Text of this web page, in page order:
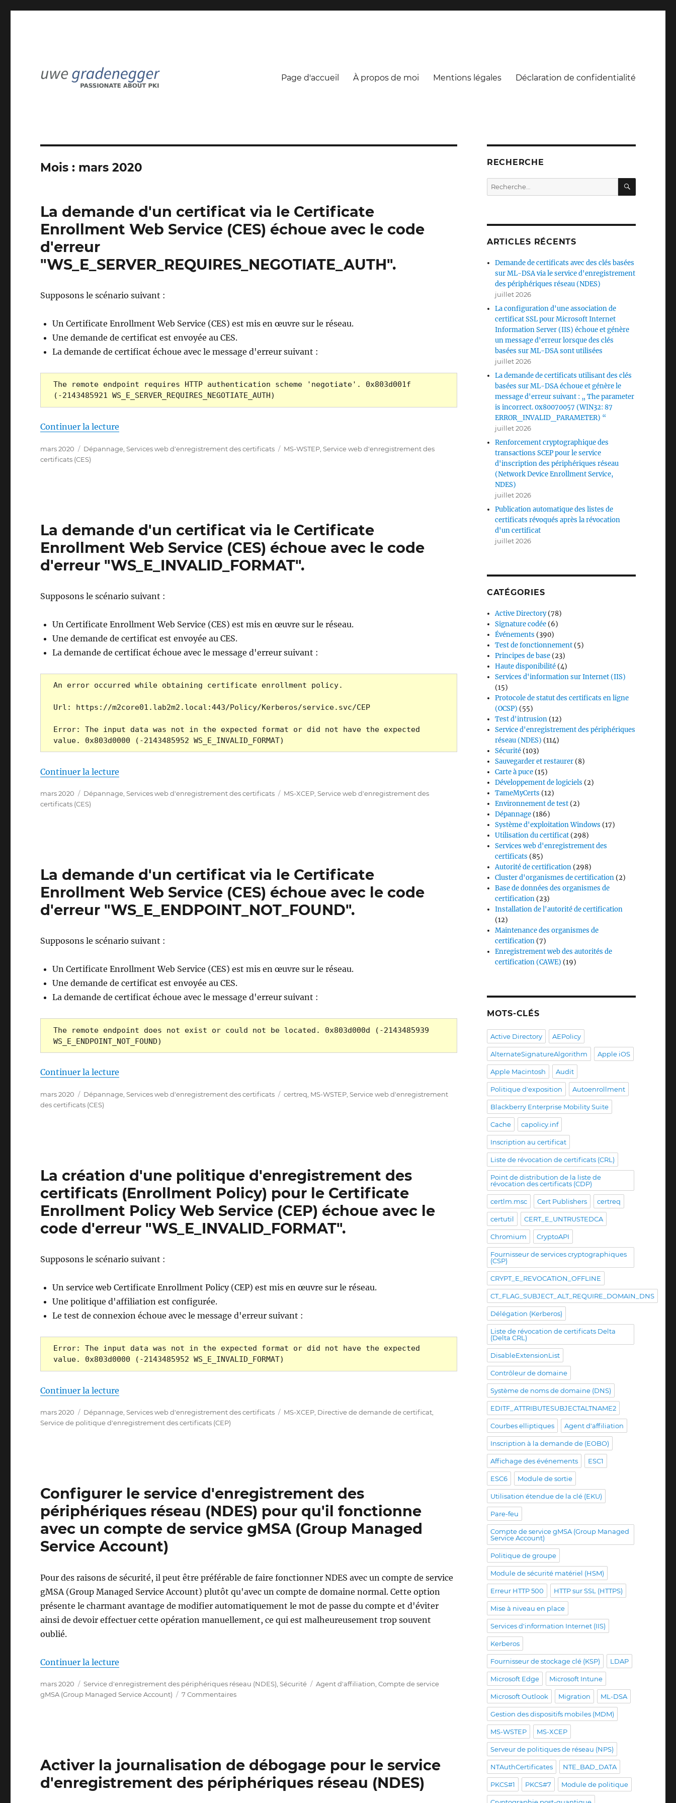
Page d'accueil À propos de moi Mentions légales Déclaration de confidentialité
Mois : mars 2020
La demande d'un certificat via le Certificate
Enrollment Web Service (CES) échoue avec le code
d'erreur
"WS_E_SERVER_REQUIRES_NEGOTIATE_AUTH".
Supposons le scénario suivant :
Un Certificate Enrollment Web Service (CES) est mis en œuvre sur le réseau.
Une demande de certificat est envoyée au CES.
La demande de certificat échoue avec le message d'erreur suivant :
The remote endpoint requires HTTP authentication scheme 'negotiate'. 0x803d001f
(-2143485921 WS_E_SERVER_REQUIRES_NEGOTIATE_AUTH)
Continuer la lecture de « Die Beantragung eines Zertifikats über den Certificate Enrollment Web Service (CES) schlägt fehl mit dem Fehlercode
Publié
le
mars 2020 Catégories
Dépannage ,Services web d'enregistrement des certificats Étiquettes
MS-WSTEP ,Service web d'enregistrement des
certificats (CES)
La demande d'un certificat via le Certificate
Enrollment Web Service (CES) échoue avec le code
d'erreur "WS_E_INVALID_FORMAT".
Supposons le scénario suivant :
Un Certificate Enrollment Web Service (CES) est mis en œuvre sur le réseau.
Une demande de certificat est envoyée au CES.
La demande de certificat échoue avec le message d'erreur suivant :
An error occurred while obtaining certificate enrollment policy.
Url: https://m2core01.lab2m2.local:443/Policy/Kerberos/service.svc/CEP
Error: The input data was not in the expected format or did not have the expected
value. 0x803d0000 (-2143485952 WS_E_INVALID_FORMAT)
Continuer la lecture de « Die Beantragung eines Zertifikats über den Certificate Enrollment Web Service (CES) schlägt fehl mit dem Fehlercode
Publié
le
mars 2020 Catégories
Dépannage,Services web d'enregistrement des certificats Étiquettes
MS-XCEP,Service web d'enregistrement des
certificats (CES)
La demande d'un certificat via le Certificate
Enrollment Web Service (CES) échoue avec le code
d'erreur "WS_E_ENDPOINT_NOT_FOUND".
Supposons le scénario suivant :
Un Certificate Enrollment Web Service (CES) est mis en œuvre sur le réseau.
Une demande de certificat est envoyée au CES.
La demande de certificat échoue avec le message d'erreur suivant :
The remote endpoint does not exist or could not be located. 0x803d000d (-2143485939
WS_E_ENDPOINT_NOT_FOUND)
Continuer la lecture de « Die Beantragung eines Zertifikats über den Certificate Enrollment Web Service (CES) schlägt fehl mit dem Fehlercode
Publié
le
mars 2020 Catégories
Dépannage ,Services web d'enregistrement des certificats Étiquettes
certreq MS-WSTEP ,Service web d'enregistrement
des certificats (CES)
La création d'une politique d'enregistrement des
certificats (Enrollment Policy) pour le Certificate
Enrollment Policy Web Service (CEP) échoue avec le
code d'erreur "WS_E_INVALID_FORMAT".
Supposons le scénario suivant :
Un service web Certificate Enrollment Policy (CEP) est mis en œuvre sur le réseau.
Une politique d'affiliation est configurée.
Le test de connexion échoue avec le message d'erreur suivant :
Error: The input data was not in the expected format or did not have the expected
value. 0x803d0000 (-2143485952 WS_E_INVALID_FORMAT)
Continuer la lecture de « Die Erstellung einer Zertifikatregistrierungsrichtlinie (Enrollment Policy) für den Certificate Enrollment Policy Web Service (CEP)
Publié
le
mars 2020 Catégories
Dépannage,Services web d'enregistrement des certificats Étiquettes
MS-XCEP, Directive de demande de certificat,
Service de politique d'enregistrement des certificats (CEP)
Configurer le service d'enregistrement des
périphériques réseau (NDES) pour qu'il fonctionne
avec un compte de service gMSA (Group Managed
Service Account)
Pour des raisons de sécurité, il peut être préférable de faire fonctionner NDES avec un compte de service
gMSA (Group Managed Service Account) plutôt qu'avec un compte de domaine normal. Cette option
présente le charmant avantage de modifier automatiquement le mot de passe du compte et d'éviter
ainsi de devoir effectuer cette opération manuellement, ce qui est malheureusement trop souvent
oublié.
Continuer la lecture de « Den Registrierungsdienst für Netzwerkgeräte (NDES) für den Betrieb mit einem Group Managed Service Account (gMSA)
Publié
le
mars 2020 Catégories
Service d'enregistrement des périphériques réseau (NDES) ,Sécurité Étiquettes
Agent d'affiliation ,Compte de service
gMSA (Group Managed Service Account)
7 Commentairessur
den
Betrieb
mit
Activer la journalisation de débogage pour le service
d'enregistrement des périphériques réseau (NDES)
RECHERCHE
Recherche
pour :
ARTICLES RÉCENTS
Demande de certificats avec des clés basées
sur ML-DSA via le service d'enregistrement
des périphériques réseau (NDES)
juillet 2026
La configuration d'une association de
certificat SSL pour Microsoft Internet
Information Server (IIS) échoue et génère
un message d'erreur lorsque des clés
basées sur ML-DSA sont utilisées
juillet 2026
La demande de certificats utilisant des clés
basées sur ML-DSA échoue et génère le
message d'erreur suivant : „ The parameter
is incorrect. 0x80070057 (WIN32: 87
ERROR_INVALID_PARAMETER) “
juillet 2026
Renforcement cryptographique des
transactions SCEP pour le service
d'inscription des périphériques réseau
(Network Device Enrollment Service,
NDES)
juillet 2026
Publication automatique des listes de
certificats révoqués après la révocation
d'un certificat
juillet 2026
CATÉGORIES
Active Directory(78)
Signature codée (6)
Événements (390)
Test de fonctionnement (5)
Principes de base (23)
Haute disponibilité (4)
Services d'information sur Internet (IIS)
(15)
Protocole de statut des certificats en ligne
(OCSP) (55)
Test d'intrusion (12)
Service d'enregistrement des périphériques
réseau (NDES) (114)
Sécurité (103)
Sauvegarder et restaurer (8)
Carte à puce (15)
Développement de logiciels (2)
TameMyCerts (12)
Environnement de test (2)
Dépannage (186)
Système d'exploitation Windows (17)
Utilisation du certificat (298)
Services web d'enregistrement des
certificats (85)
Autorité de certification (298)
Cluster d'organismes de certification (2)
Base de données des organismes de
certification (23)
Installation de l'autorité de certification
(12)
Maintenance des organismes de
certification (7)
Enregistrement web des autorités de
certification (CAWE) (19)
MOTS-CLÉS
Active Directory AEPolicy
AlternateSignatureAlgorithm Apple iOS
Apple Macintosh Audit
Politique d'exposition Autoenrollment
Blackberry Enterprise Mobility Suite
Cache capolicy.inf
Inscription au certificat
Liste de révocation de certificats (CRL)
Point de distribution de la liste de
révocation des certificats (CDP)
certlm.msc Cert Publishers certreq
certutil CERT_E_UNTRUSTEDCA
Chromium CryptoAPI
Fournisseur de services cryptographiques
(CSP)
CRYPT_E_REVOCATION_OFFLINE
CT_FLAG_SUBJECT_ALT_REQUIRE_DOMAIN_DNS
Délégation (Kerberos)
Liste de révocation de certificats Delta
(Delta CRL)
DisableExtensionList
Contrôleur de domaine
Système de noms de domaine (DNS)
EDITF_ATTRIBUTESUBJECTALTNAME2
Courbes elliptiques Agent d'affiliation
Inscription à la demande de (EOBO)
Affichage des événements ESC1
ESC6 Module de sortie
Utilisation étendue de la clé (EKU)
Pare-feu
Compte de service gMSA (Group Managed
Service Account)
Politique de groupe
Module de sécurité matériel (HSM)
Erreur HTTP 500 HTTP sur SSL (HTTPS)
Mise à niveau en place
Services d'information Internet (IIS)
Kerberos
Fournisseur de stockage clé (KSP) LDAP
Microsoft Edge Microsoft Intune
Microsoft Outlook Migration ML-DSA
Gestion des dispositifs mobiles (MDM)
MS-WSTEP MS-XCEP
Serveur de politiques de réseau (NPS)
NTAuthCertificates NTE_BAD_DATA
PKCS#1 PKCS#7 Module de politique